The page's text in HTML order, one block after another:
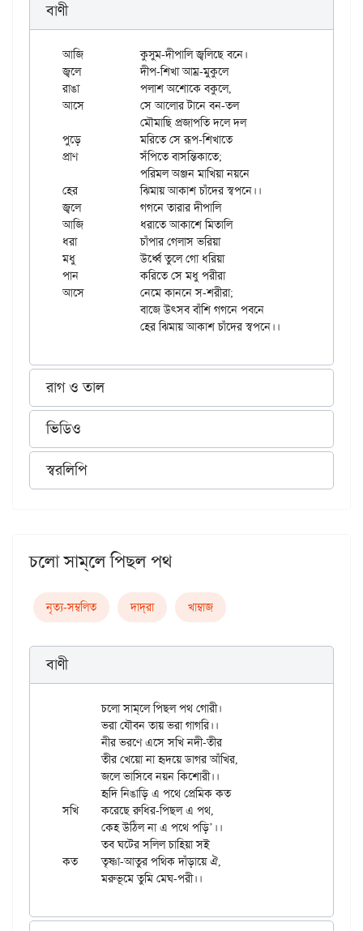
বাণী
আজি		কুসুম-দীপালি জ্বলিছে বনে।
জ্বলে		দীপ-শিখা আম্র-মুকুলে
রাঙা		পলাশ অশোকে বকুলে,
আসে		সে আলোর টানে বন-তল
পুড়ে		মরিতে সে রূপ-শিখাতে
প্রাণ		সঁপিতে বাসন্তিকাতে;
হের		ঝিমায় আকাশ চাঁদের স্বপনে।।
জ্বলে		গগনে তারার দীপালি
আজি		ধরাতে আকাশে মিতালি
ধরা		চাঁপার গেলাস ভরিয়া
মধু		উর্ধ্বে তুলে গো ধরিয়া
পান		করিতে সে মধু পরীরা
আসে		নেমে কাননে স-শরীরা;
		বাজে উৎসব বাঁশি গগনে পবনে
রাগ ও তাল
ভিডিও
স্বরলিপি
চলো সাম্‌লে পিছল পথ
নৃত্য-সম্বলিত দাদ্‌রা খাম্বাজ
বাণী
	চলো সাম্‌লে পিছল পথ গোরী।
	ভরা যৌবন তায় ভরা গাগরি।।
	নীর ভরণে এসে সখি নদী-তীর
	তীর খেয়ো না হৃদয়ে ডাগর আঁখির,
	জলে ভাসিবে নয়ন কিশোরী।।
	হৃদি নিঙাড়ি এ পথে প্রেমিক কত
সখি	করেছে রুধির-পিছল এ পথ,
	তব ঘটের সলিল চাহিয়া সই
কত	তৃষ্ণা-আতুর পথিক দাঁড়ায়ে ঐ,